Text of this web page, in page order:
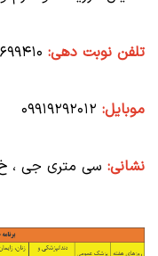
تلفن نوبت دهی:
موبایل: ۰۹۹۱۹۲۹۲۰۱۲
نشانی: سی متری جی ، خ